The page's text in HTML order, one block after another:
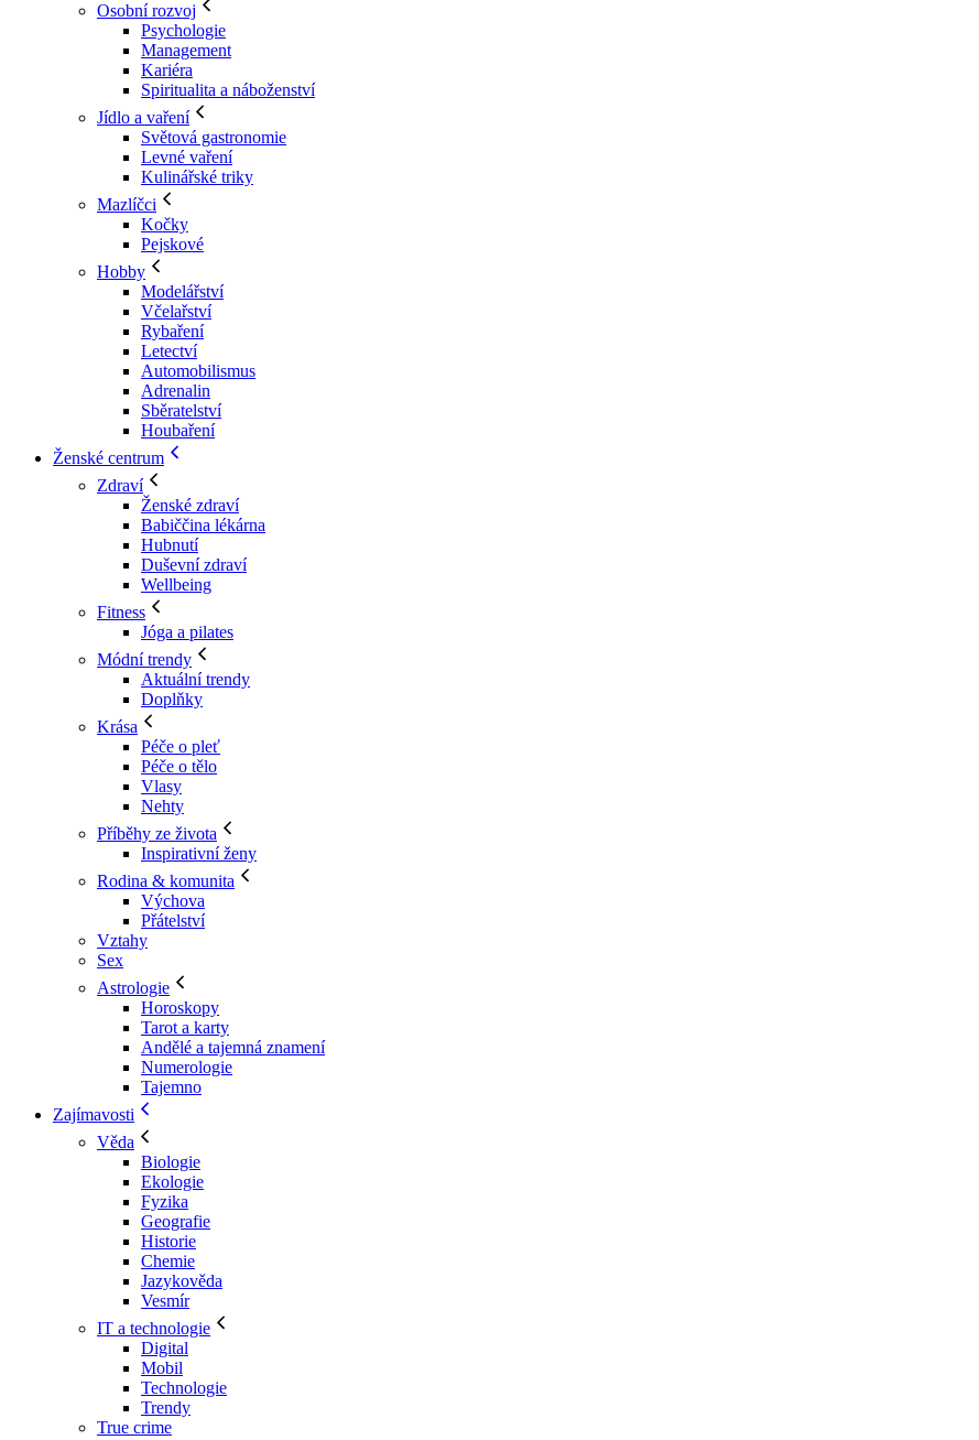
Osobní rozvoj
Psychologie
Management
Kariéra
Spiritualita a náboženství
Jídlo a vaření
Světová gastronomie
Levné vaření
Kulinářské triky
Mazlíčci
Kočky
Pejskové
Hobby
Modelářství
Včelařství
Rybaření
Letectví
Automobilismus
Adrenalin
Sběratelství
Houbaření
Ženské centrum
Zdraví
Ženské zdraví
Babiččina lékárna
Hubnutí
Duševní zdraví
Wellbeing
Fitness
Jóga a pilates
Módní trendy
Aktuální trendy
Doplňky
Krása
Péče o pleť
Péče o tělo
Vlasy
Nehty
Příběhy ze života
Inspirativní ženy
Rodina & komunita
Výchova
Přátelství
Vztahy
Sex
Astrologie
Horoskopy
Tarot a karty
Andělé a tajemná znamení
Numerologie
Tajemno
Zajímavosti
Věda
Biologie
Ekologie
Fyzika
Geografie
Historie
Chemie
Jazykověda
Vesmír
IT a technologie
Digital
Mobil
Technologie
Trendy
True crime